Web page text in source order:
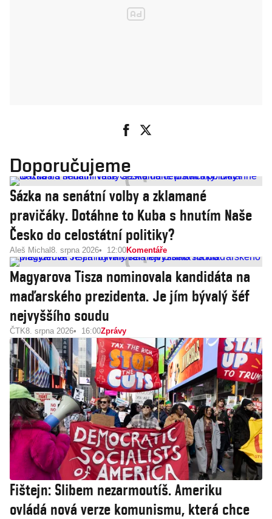
Doporučujeme
Sázka na senátní volby a zklamané
pravičáky. Dotáhne to Kuba s hnutím Naše
Česko do celostátní politiky?
Aleš Michal 8. srpna 2026 12:00Komentáře
Magyarova Tisza nominovala kandidáta na
maďarského prezidenta. Je jím bývalý šéf
nejvyššího soudu
ČTK8. srpna 2026 16:00Zprávy
Fištejn: Slibem nezarmoutíš. Ameriku
ovládá nová verze komunismu, která chce